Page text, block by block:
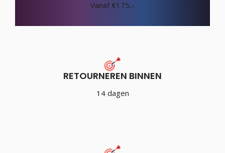
Vanaf €175,-
RETOURNEREN BINNEN
14 dagen